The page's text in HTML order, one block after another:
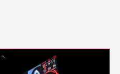
重要的是察觉面向与面向的交